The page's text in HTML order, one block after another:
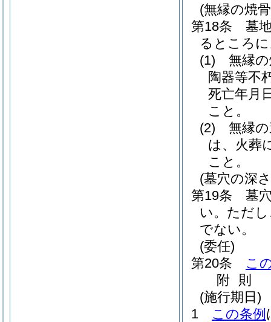
(無縁の焼
第18条
墓
るところ
(1)
無縁
陶器等不
死亡年月
こと。
(2)
無縁
は、火葬
こと。
(墓穴の深
第19条
墓
い。 ただ
でない。
(委任)
第20条
こ
附 則
(施行期日)
1
この条例